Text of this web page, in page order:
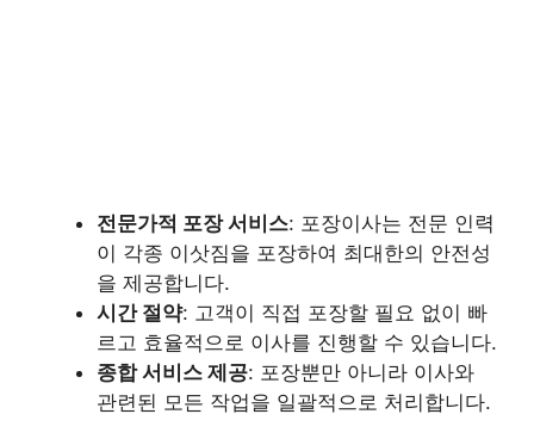
전문가적 포장 서비스: 포장이사는 전문 인력
이 각종 이삿짐을 포장하여 최대한의 안전성
을 제공합니다.
시간 절약: 고객이 직접 포장할 필요 없이 빠
르고 효율적으로 이사를 진행할 수 있습니다.
종합 서비스 제공: 포장뿐만 아니라 이사와
관련된 모든 작업을 일괄적으로 처리합니다.